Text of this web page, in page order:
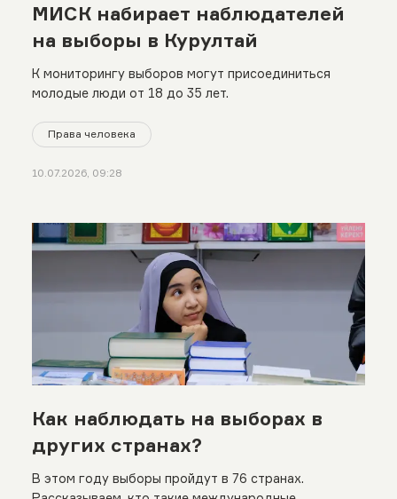
МИСК набирает наблюдателей
на выборы в Курултай
К мониторингу выборов могут присоединиться
молодые люди от 18 до 35 лет.
Права человека
10.07.2026, 09:28
Как наблюдать на выборах в
других странах?
В этом году выборы пройдут в 76 странах.